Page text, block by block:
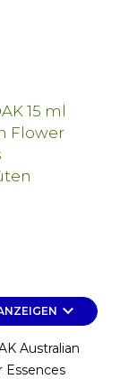
keyboard_arrow_down
Australian
Essences